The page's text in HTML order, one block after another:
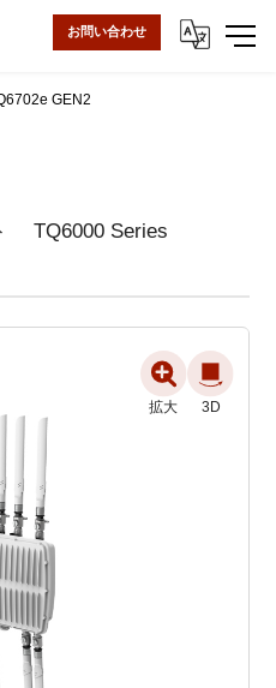
お問い合わせ
GEN2
TQ6000 Series
拡大 3D
拡大 3D